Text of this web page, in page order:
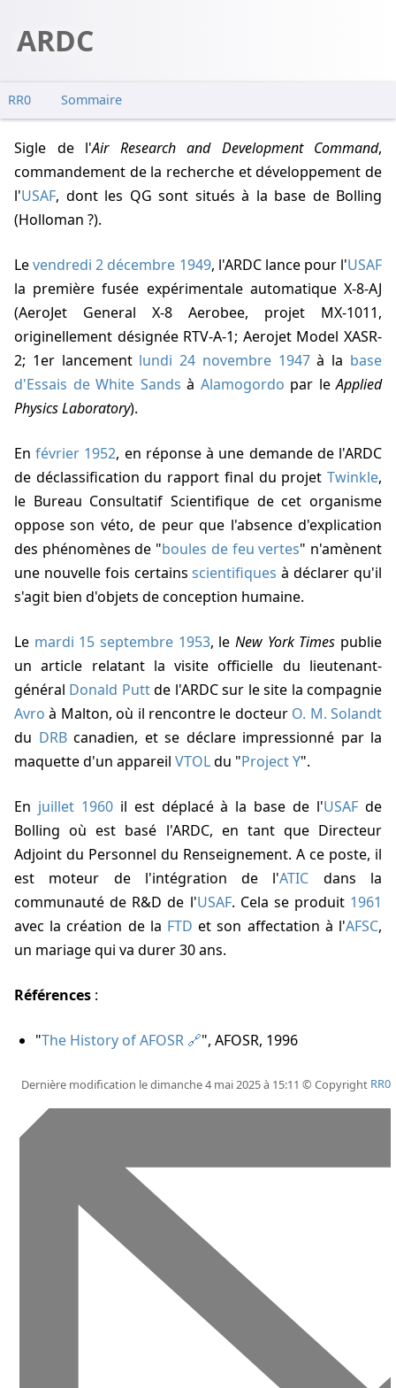
ARDC
RR0 Sommaire
Sigle de l'Air Research and Development Command,
commandement de la recherche et développement de
l'USAF, dont les QG sont situés à la base de Bolling
(Holloman ?).
Levendredi 2 décembre 1949, l'ARDC lance pour l'USAF
la première fusée expérimentale automatique X-8-AJ
(AeroJet General X-8 Aerobee, projet MX-1011,
originellement désignée RTV-A-1; Aerojet Model XASR-
2; 1er lancement lundi 24 novembre 1947à la base
d'Essais de White Sands à Alamogordo par leApplied
Physics Laboratory).
Enfévrier 1952, en réponse à une demande de l'ARDC
de déclassification du rapport final du projet Twinkle,
le Bureau Consultatif Scientifique de cet organisme
oppose son véto, de peur que l'absence d'explication
des phénomènes de "boules de feu vertes" n'amènent
une nouvelle fois certainsscientifiques à déclarer qu'il
s'agit bien d'objets de conception humaine.
Le mardi 15 septembre 1953, leNew York Times publie
un article relatant la visite officielle du lieutenant-
général Donald Puttde l'ARDC sur le site la compagnie
Avro à Malton, où il rencontre le docteur O. M. Solandt
du DRBcanadien, et se déclare impressionné par la
maquette d'un appareil VTOLdu "Project Y".
En juillet 1960il est déplacé à la base de l'USAF de
Bolling où est basé l'ARDC, en tant que Directeur
Adjoint du Personnel du Renseignement. A ce poste, il
est moteur de l'intégration de l'ATIC dans la
communauté de R&D de l'USAF. Cela se produit 1961
avec la création de la FTD et son affectation à l'AFSC,
un mariage qui va durer 30 ans.
Références :
"The History of AFOSR ", AFOSR, 1996
Dernière modification le dimanche 4 mai 2025 à 15:11 © Copyright RR0